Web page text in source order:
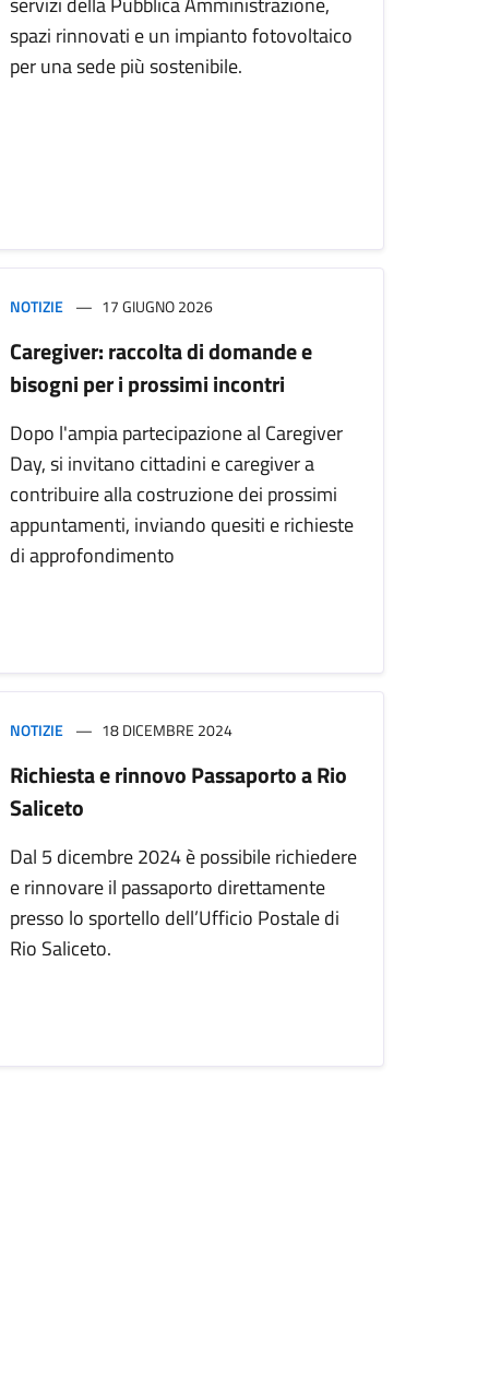
spazi rinnovati e un impianto fotovoltaico
per una sede più sostenibile.
NOTIZIE 17 GIUGNO 2026
Caregiver: raccolta di domande e
bisogni per i prossimi incontri
Dopo l'ampia partecipazione al Caregiver
Day, si invitano cittadini e caregiver a
contribuire alla costruzione dei prossimi
appuntamenti, inviando quesiti e richieste
di approfondimento
NOTIZIE 18 DICEMBRE 2024
Richiesta e rinnovo Passaporto a Rio
Saliceto
Dal 5 dicembre 2024 è possibile richiedere
e rinnovare il passaporto direttamente
presso lo sportello dell’Ufficio Postale di
Rio Saliceto.